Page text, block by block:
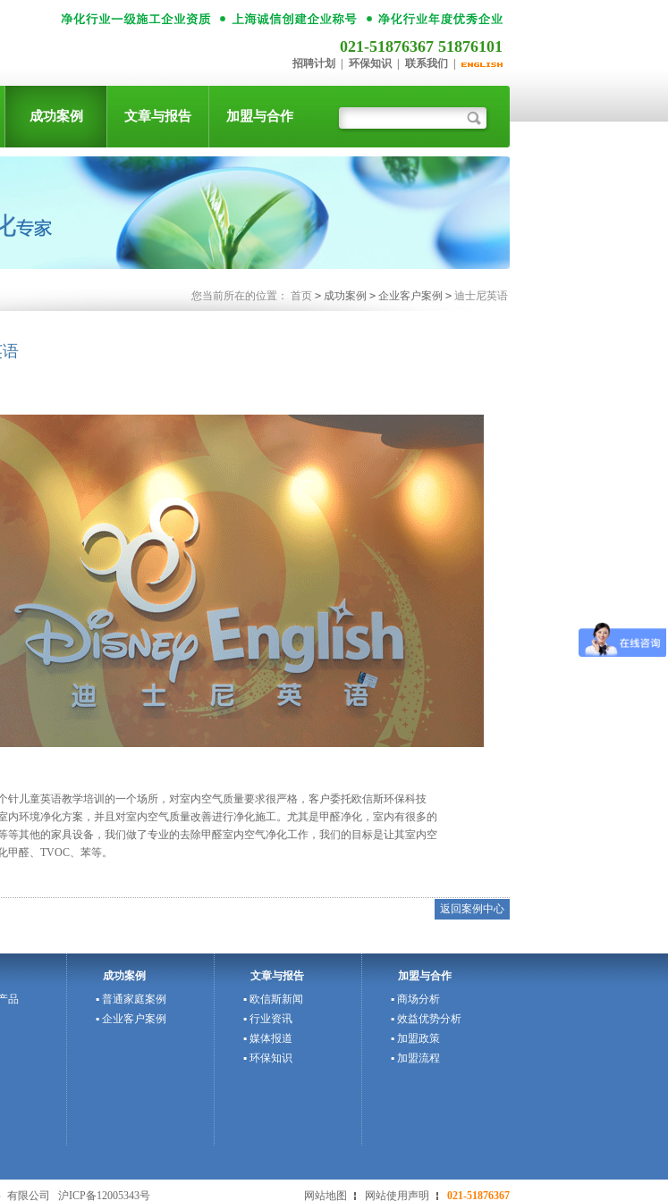
021-51876367 51876101
招聘计划 环保知识 联系我们
成功案例 文章与报告 加盟与合作
您当前所在的位置： 首页 > 成功案例 > 企业客户案例 > 迪士尼英语
针儿童英语教学培训的一个场所，对室内空气质量要求很严格，客户委托欧信斯环保科技
内环境净化方案，并且对室内空气质量改善进行净化施工。尤其是甲醛净化，室内有很多的
等其他的家具设备，我们做了专业的去除甲醛室内空气净化工作，我们的目标是让其室内空
甲醛、TVOC、苯等。
返回案例中心
品
成功案例
▪ 普通家庭案例
▪ 企业客户案例
文章与报告
▪ 欧信斯新闻
▪ 行业资讯
▪ 媒体报道
▪ 环保知识
加盟与合作
▪ 商场分析
▪ 效益优势分析
▪ 加盟政策
▪ 加盟流程
有限公司 沪ICP备12005343号 网站地图 网站使用声明 021-51876367